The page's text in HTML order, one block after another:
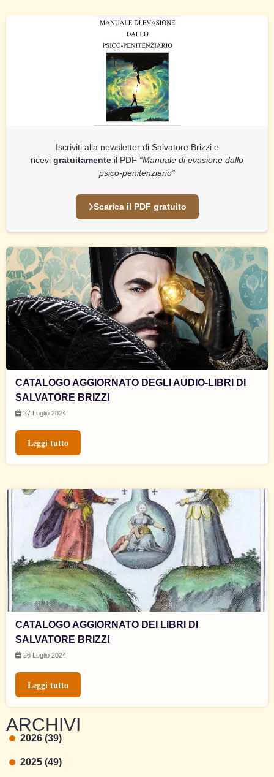
Iscriviti alla newsletter di Salvatore Brizzi e
ricevi gratuitamente il PDF “Manuale di evasione dallo
psico-penitenziario”
Scarica il PDF gratuito
CATALOGO AGGIORNATO DEGLI AUDIO-LIBRI DI
SALVATORE BRIZZI
27 Luglio 2024
Leggi tutto
CATALOGO AGGIORNATO DEI LIBRI DI
SALVATORE BRIZZI
26 Luglio 2024
Leggi tutto
ARCHIVI
2026 (39)
2025 (49)